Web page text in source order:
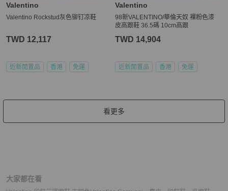
Valentino
Valentino Rockstud灰色铆钉凉鞋
TWD 12,117
近新閒置品 香港 免運
Valentino
98新VALENTINO/華倫天奴 裸粉色漆
皮高跟鞋 36.5碼 10cm高跟
TWD 14,904
近新閒置品 香港 免運
看更多
大家都在看